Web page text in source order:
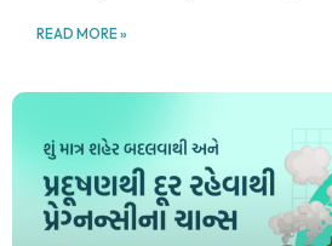
lives, so they are often unable to
deteriorating.
READ MORE »